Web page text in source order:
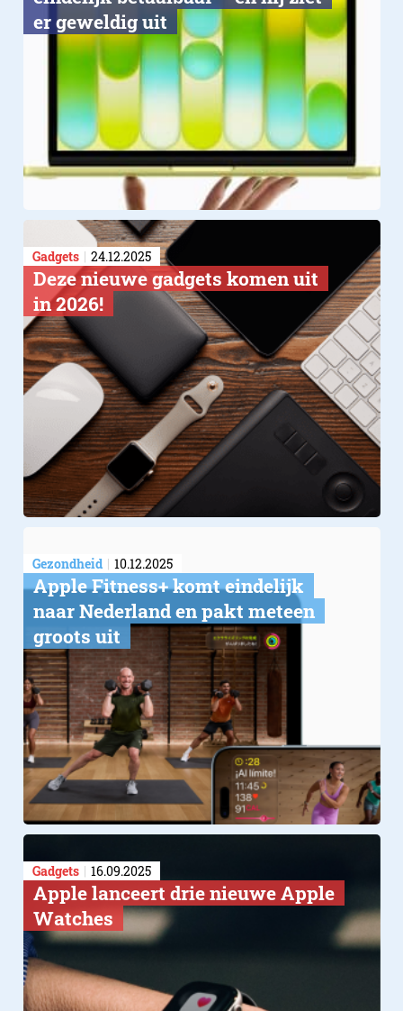
er geweldig uit
Gadgets 24.12.2025
Deze nieuwe gadgets komen uit
in 2026!
Gezondheid 10.12.2025
Apple Fitness+ komt eindelijk
naar Nederland en pakt meteen
groots uit
Gadgets 16.09.2025
Apple lanceert drie nieuwe Apple
Watches